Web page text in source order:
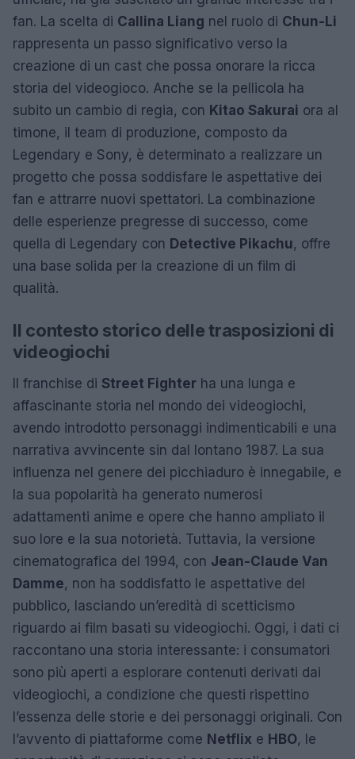
fan. La scelta di Callina Liang nel ruolo di Chun-Li
rappresenta un passo significativo verso la
creazione di un cast che possa onorare la ricca
storia del videogioco. Anche se la pellicola ha
subito un cambio di regia, con Kitao Sakurai ora al
timone, il team di produzione, composto da
Legendary e Sony, è determinato a realizzare un
progetto che possa soddisfare le aspettative dei
fan e attrarre nuovi spettatori. La combinazione
delle esperienze pregresse di successo, come
quella di Legendary con Detective Pikachu, offre
una base solida per la creazione di un film di
qualità.
Il contesto storico delle trasposizioni di
videogiochi
Il franchise di Street Fighter ha una lunga e
affascinante storia nel mondo dei videogiochi,
avendo introdotto personaggi indimenticabili e una
narrativa avvincente sin dal lontano 1987. La sua
influenza nel genere dei picchiaduro è innegabile, e
la sua popolarità ha generato numerosi
adattamenti anime e opere che hanno ampliato il
suo lore e la sua notorietà. Tuttavia, la versione
cinematografica del 1994, con Jean-Claude Van
Damme, non ha soddisfatto le aspettative del
pubblico, lasciando un’eredità di scetticismo
riguardo ai film basati su videogiochi. Oggi, i dati ci
raccontano una storia interessante: i consumatori
sono più aperti a esplorare contenuti derivati dai
videogiochi, a condizione che questi rispettino
l’essenza delle storie e dei personaggi originali. Con
l’avvento di piattaforme come Netflix e HBO, le